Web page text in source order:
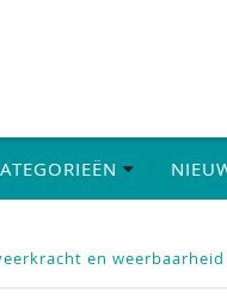
en weerbaarheid